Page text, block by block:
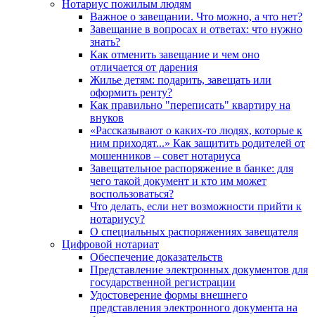
Нотариус пожилым людям
Важное о завещании. Что можно, а что нет?
Завещание в вопросах и ответах: что нужно
знать?
Как отменить завещание и чем оно
отличается от дарения
Жилье детям: подарить, завещать или
оформить ренту?
Как правильно "переписать" квартиру на
внуков
«Рассказывают о каких-то людях, которые к
ним приходят...» Как защитить родителей от
мошенников – совет нотариуса
Завещательное распоряжение в банке: для
чего такой документ и кто им может
воспользоваться?
Что делать, если нет возможности прийти к
нотариусу?
О специальных распоряжениях завещателя
Цифровой нотариат
Обеспечение доказательств
Представление электронных документов для
государственной регистрации
Удостоверение формы внешнего
представления электронного документа на